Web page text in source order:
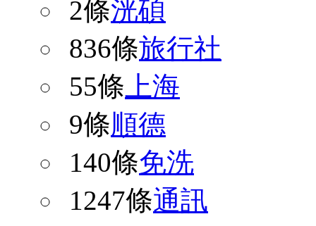
2條洸碩
836條旅行社
55條 上海
9條順德
140條免洗
1247條通訊